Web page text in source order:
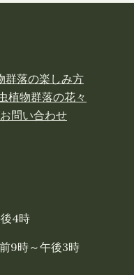
群落の楽しみ方
植物群落の花々
お問い合わせ
4時
9時～午後3時